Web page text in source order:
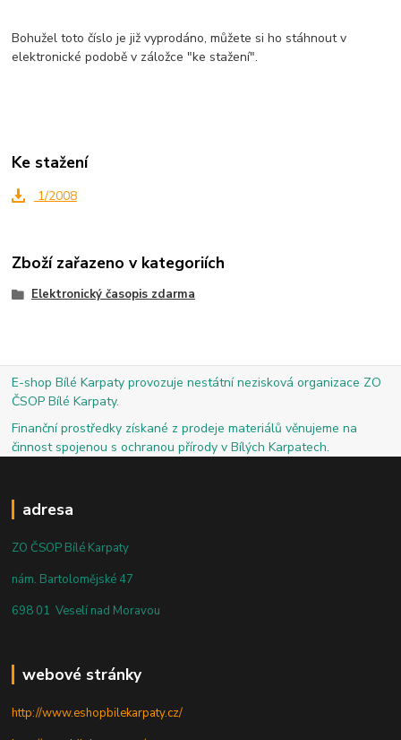
Bohužel toto číslo je již vyprodáno, můžete si ho stáhnout v
elektronické podobě v záložce "ke stažení".
Ke stažení
1/2008
Zboží zařazeno v kategoriích
Elektronický časopis zdarma
E-shop Bílé Karpaty provozuje nestátní nezisková organizace ZO
ČSOP Bílé Karpaty.
Finanční prostředky získané z prodeje materiálů věnujeme na
činnost spojenou s ochranou přírody v Bílých Karpatech.
adresa
ZO ČSOP Bílé Karpaty
nám. Bartolomějské 47
698 01 Veselí nad Moravou
webové stránky
http://www.eshopbilekarpaty.cz/